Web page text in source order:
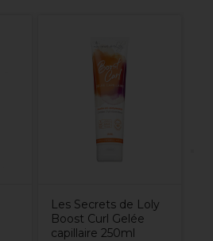
Les Secrets de Loly
Boost Curl Gelée
capillaire 250ml